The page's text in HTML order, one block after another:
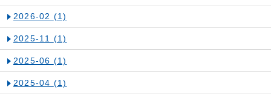
2026-02 (1)
2025-11 (1)
2025-06 (1)
2025-04 (1)